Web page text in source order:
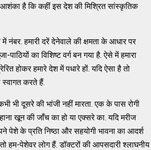
है कि कहीं इस देश की मिश्रित सांस्कृतिक
नंबर. हमारी दरें देनेवाले की क्षमता के आधार पर
का विशिष्ट वर्ग बन गया है. ऐसे में हमारा
होकर हमारे देश में पधारे हों. यदि ऐसा है तो
करते हैं.
भी दूसरे की भांजी नहीं मारता. एक के पास रोगी
खून की जाँच का हो या एक्सरे का. यदि मरीज
पेशे के प्रति निष्ठा और सहयोगी भावना का आदर्श
हम-पेशेवर लोग हैं. डॉक्टरों की आपसदारी श्लाघनीय